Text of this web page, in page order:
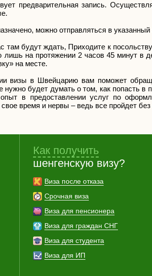
предварительная запись.
можно отправляться в указанный
там будут ждать, Приходите к
лишь на протяжении 2 часов 45 минут в
на месте.
визы в Швейцарию вам поможет
будет думать о том, как попасть в
в предоставлении услуг по
время и нервы – ведь все пройдет без
Как получить
шенгенскую визу?
Виза после отказа
Срочная виза
Виза для пенсионера
Виза для граждан СНГ
Виза для студента
Виза для ИП